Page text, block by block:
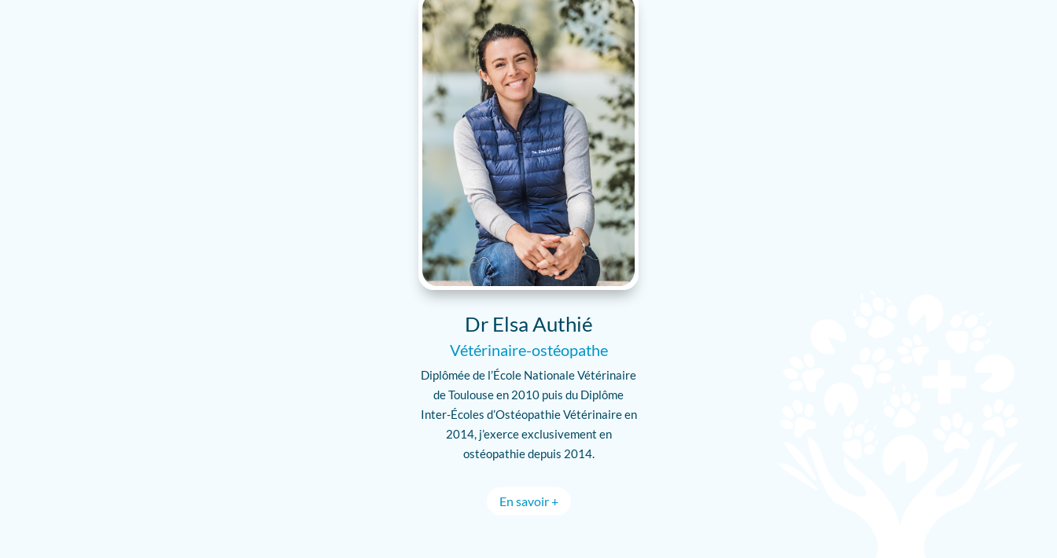
Dr Elsa Authié
Vétérinaire-ostéopathe
Diplômée de l’École Nationale Vétérinaire
de Toulouse en 2010 puis du Diplôme
Inter-Écoles d’Ostéopathie Vétérinaire en
2014, j’exerce exclusivement en
ostéopathie depuis 2014.
En savoir +